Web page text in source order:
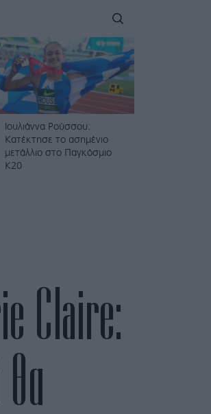
Ιουλιάννα Ρούσσου:
Κατέκτησε το ασημένιο
μετάλλιο στο Παγκόσμιο
Κ20
Claire: